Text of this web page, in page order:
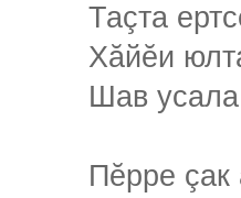
Таçта
Хăйĕи
Шав
Пĕрре çак